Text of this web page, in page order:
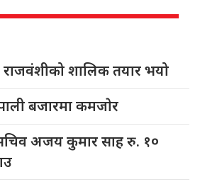
राजवंशीको शालिक तयार भयो
बजारमा कमजाेर
अजय कुमार साह रु. १०